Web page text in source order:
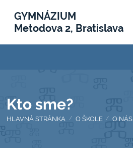
GYMNÁZIUM
Metodova 2, Bratislava
Kto sme?
HLAVNÁ STRÁNKA / O ŠKOLE / O NÁS